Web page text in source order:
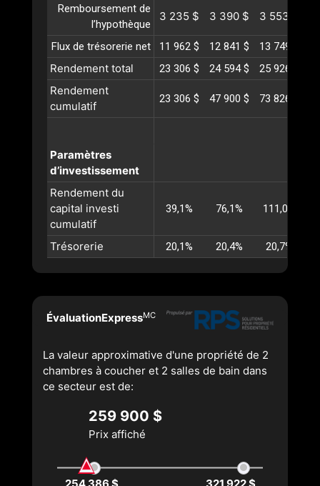
Remboursement de
l’hypothèque
3 235 $ 3 390 $ 3 553 $
Flux de trésorerie net 11 962 $ 12 841 $ 13 749 $
Rendement total 23 306 $ 24 594 $ 25 926 $
Rendement
cumulatif
23 306 $ 47 900 $ 73 826 $
Paramètres
d’investissement
Rendement du
capital investi
cumulatif
39,1% 76,1% 111,0%
Trésorerie 20,1% 20,4% 20,7%
ÉvaluationExpressMC
La valeur approximative d'une propriété de 2
chambres à coucher et 2 salles de bain dans
ce secteur est de:
259 900 $
Prix affiché